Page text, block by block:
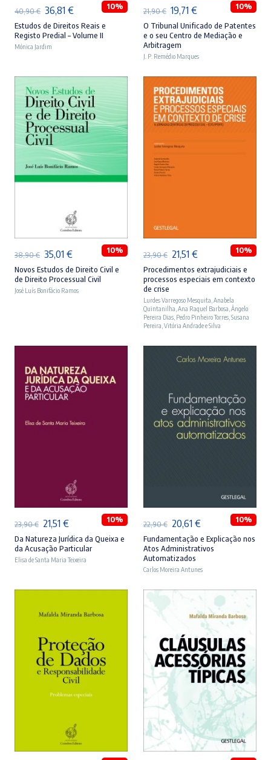
40,90€ O
preço
original
40,90 €.
36,81 €O
preço
atual
36,81 €.
10%
Estudos de Direitos Reais e
Registo Predial – Volume II
Mónica Jardim
21,90€ O
preço
original
era:
21,90 €.
19,71 €O
preço
atual
é:
19,71 €.
10%
O Tribunal Unificado de Patentes
e o seu Centro de Mediação e
Arbitragem
J. P. Remédio Marques
ADICIONAR
38,90€ O
preço
original
35,01 €O
preço
atual
10%
Novos Estudos de Direito Civil e
de Direito Processual Civil
José Luís Bonifácio Ramos
23,90€ O
preço
original
era:
23,90 €.
21,51 €O
preço
atual
é:
21,51 €.
10%
Procedimentos extrajudiciais e
processos especiais em contexto
de crise
Lurdes Varregoso Mesquita Anabela
Quintanilha Ana Raquel Barbosa Ângelo
Pereira Dias, Pedro Pinheiro Torres, Susana
Pereira Vitória Andrade e Silva
ADICIONAR
23,90€ O
preço
original
23,90 €.
21,51 €O
preço
atual
21,51 €.
10%
Da Natureza Jurídica da Queixa e
da Acusação Particular
Elisa de Santa Maria Teixeira
22,90€ O
preço
original
era:
22,90 €.
20,61 €O
preço
atual
é:
20,61 €.
10%
Fundamentação e Explicação nos
Atos Administrativos
Automatizados
Carlos Moreira Antunes
ADICIONAR ADICIONAR